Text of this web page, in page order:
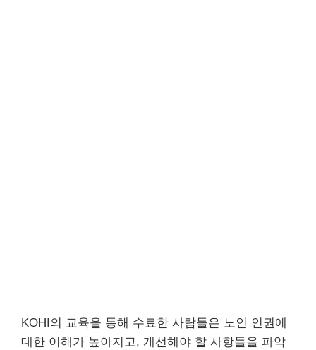
KOHI의 교육을 통해 수료한 사람들은 노인 인권에
대한 이해가 높아지고, 개선해야 할 사항들을 파악